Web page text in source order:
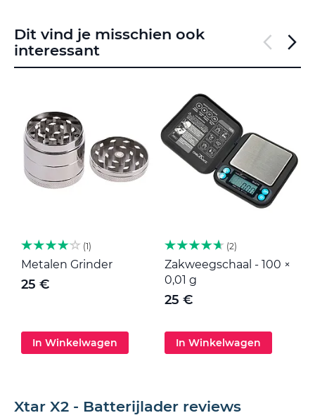
Dit vind je misschien ook
interessant
1
Metalen Grinder
25 €
In Winkelwagen
2
Zakweegschaal - 100 ×
0,01 g
25 €
In Winkelwagen
Xtar X2 - Batterijlader reviews